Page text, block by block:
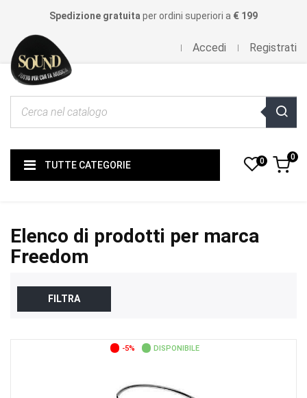
Spedizione gratuita per ordini superiori a € 199
Accedi Registrati
TUTTE CATEGORIE 0 0
Elenco di prodotti per marca
Freedom
FILTRA
-5% DISPONIBILE